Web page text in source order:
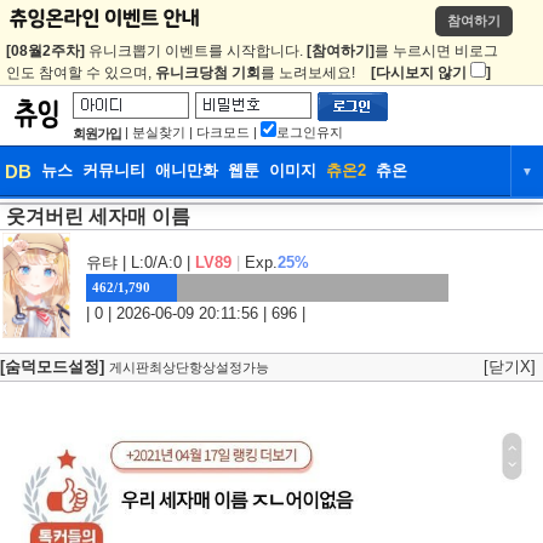
참여하기
[08월2주차] 유니크뽑기 이벤트를 시작합니다. [참여하기] 를 누르시면 비로그
인도 참여할 수 있으며, 유니크당첨 기회 를 노려보세요! [다시보지 않기 ]
회원가입 | 분실찾기 | 다크모드 | 로그인유지
DB 뉴스 커뮤니티 애니만화 웹툰 이미지 츄온2 츄온 ▼
DB
웹툰 이미지
웃겨버린 세자매 이름
유탸 | L:0/A:0 | LV89 Exp.25%
462/1,790
| 0 | 2026-06-09 20:11:56 | 696 |
[숨덕모드설정] 게시판최상단항상설정가능 [닫기X]